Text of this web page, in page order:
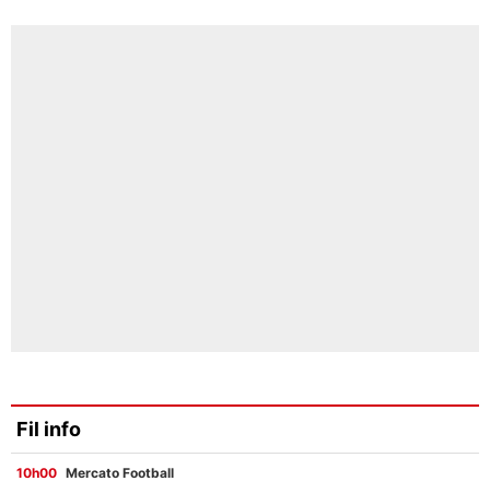
Fil info
10h00 Mercato Football